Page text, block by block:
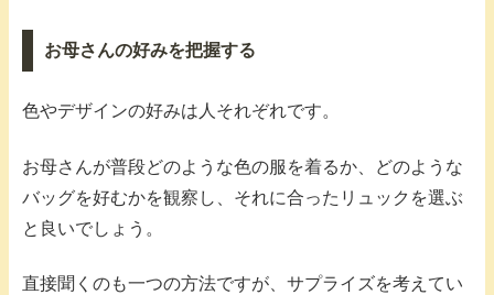
お母さんの好みを把握する
色やデザインの好みは人それぞれです。
お母さんが普段どのような色の服を着るか、どのような
バッグを好むかを観察し、それに合ったリュックを選ぶ
と良いでしょう。
直接聞くのも一つの方法ですが、サプライズを考えてい